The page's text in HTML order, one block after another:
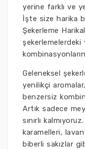
yerine farklı ve
İşte size harika
Şekerleme
Geleneksel
yenilikçi
benzersiz
Artık sadece
sınırlı
karamelleri,
biberli sakızlar